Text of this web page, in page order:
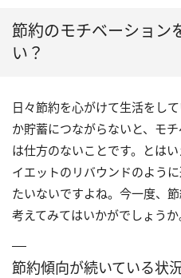
節約のモチベーション
い？
日々節約を心がけて生活をし
か貯蓄につながらないと、モ
は仕方のないことです。とは
イエットのリバウンドのよう
たいないですよね。今一度、
考えてみてはいかがでしょうか
節約傾向が続いている状